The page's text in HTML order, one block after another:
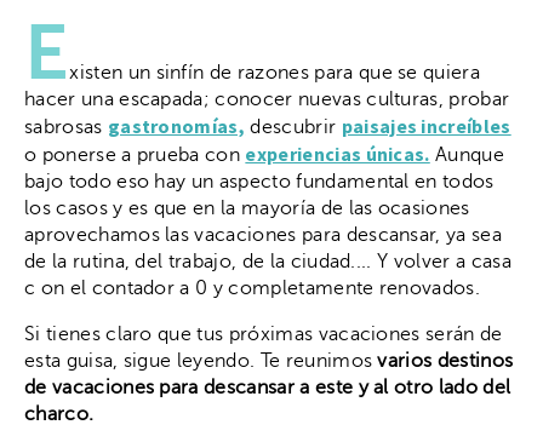
Existen un sinfín de razones para que se quiera
hacer una escapada; conocer nuevas culturas, probar
sabrosas gastronomías, descubrir paisajes increíbles
o ponerse a prueba con experiencias únicas. Aunque
bajo todo eso hay un aspecto fundamental en todos
los casos y es que en la mayoría de las ocasiones
aprovechamos las vacaciones para descansar, ya sea
de la rutina, del trabajo, de la ciudad.... Y volver a casa
c on el contador a 0 y completamente renovados.
Si tienes claro que tus próximas vacaciones serán de
esta guisa, sigue leyendo. Te reunimosvarios destinos
de vacaciones para descansar a este y al otro lado del
charco.